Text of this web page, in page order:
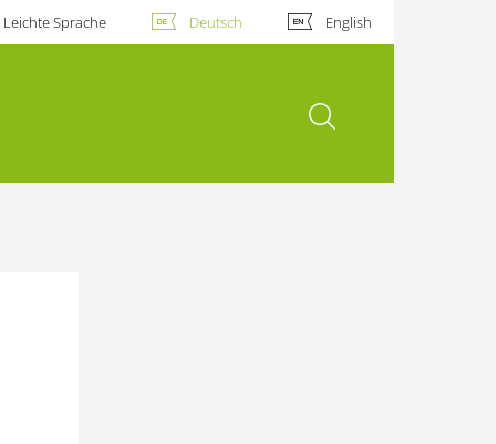
Leichte Sprache Deutsch English
Suche öffnen